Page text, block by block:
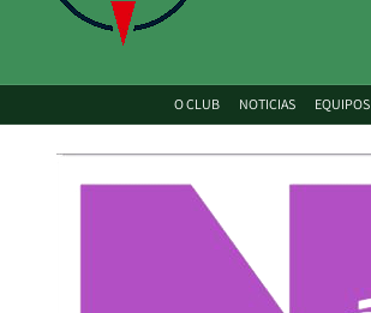
O CLUB NOTICIAS EQUIPOS